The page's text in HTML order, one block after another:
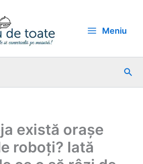
Meniu
există orașe
roboți? Iată